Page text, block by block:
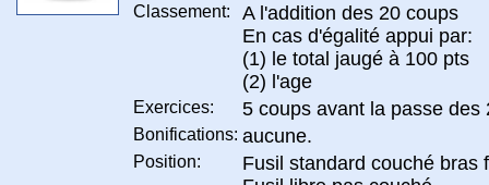
Classement:
A l'addition des 20 coups
En cas d'égalité appui par:
(1) le total jaugé à 100 pts
(2) l'age
Exercices: 5 coups avant la passe des
Bonifications: aucune.
Position:
Fusil standard couché bras